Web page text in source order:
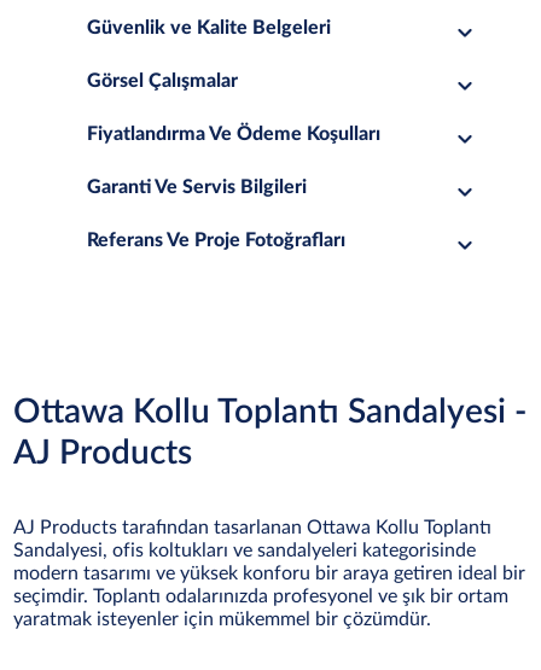
Güvenlik ve Kalite Belgeleri
Görsel Çalışmalar
Fiyatlandırma Ve Ödeme Koşulları
Garanti Ve Servis Bilgileri
Referans Ve Proje Fotoğrafları
Ottawa Kollu Toplantı Sandalyesi -
AJ Products
AJ Products tarafından tasarlanan Ottawa Kollu Toplantı
Sandalyesi, ofis koltukları ve sandalyeleri kategorisinde
modern tasarımı ve yüksek konforu bir araya getiren ideal bir
seçimdir. Toplantı odalarınızda profesyonel ve şık bir ortam
yaratmak isteyenler için mükemmel bir çözümdür.